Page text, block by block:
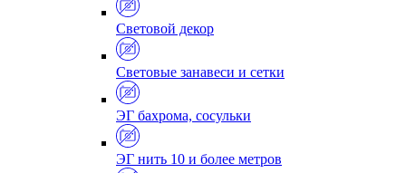
Световой декор
Световые занавеси и сетки
ЭГ бахрома, сосульки
ЭГ нить 10 и более метров